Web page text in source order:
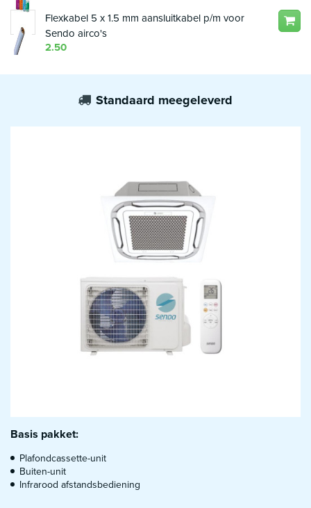
Flexkabel 5 x 1.5 mm aansluitkabel p/m voor
Sendo airco's
2.50
Standaard meegeleverd
Basis pakket:
Plafondcassette-unit
Buiten-unit
Infrarood afstandsbediening